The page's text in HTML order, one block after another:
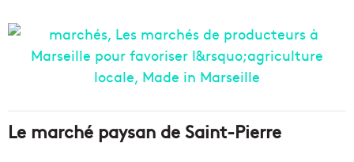
Le marché paysan de Saint-Pierre